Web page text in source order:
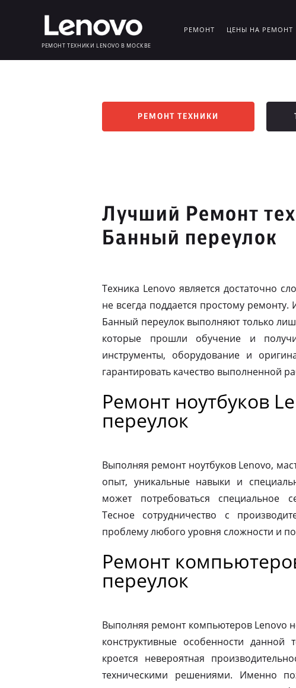
РЕМОНТ ТЕХНИКИ LENOVO В МОСКВЕ
РЕМОНТ ЦЕНЫ НА РЕМОНТ
РЕМОНТ ТЕХНИКИ
Лучший Ремонт
Банный переулок
Техника Lenovo является достаточно
не всегда поддается простому
Банный переулок выполняют только
которые прошли обучение и
инструменты, оборудование и
гарантировать качество выполненной
Ремонт ноутбуков
переулок
Выполняя ремонт ноутбуков Lenovo,
опыт, уникальные навыки и
может потребоваться специальное
Тесное сотрудничество с
проблему любого уровня сложности и
Ремонт
переулок
Выполняя ремонт компьютеров Lenovo
конструктивные особенности
кроется невероятная
техническими решениями. Именно